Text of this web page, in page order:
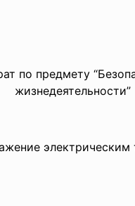
по предмету
жизнедеятельности”
электрическим